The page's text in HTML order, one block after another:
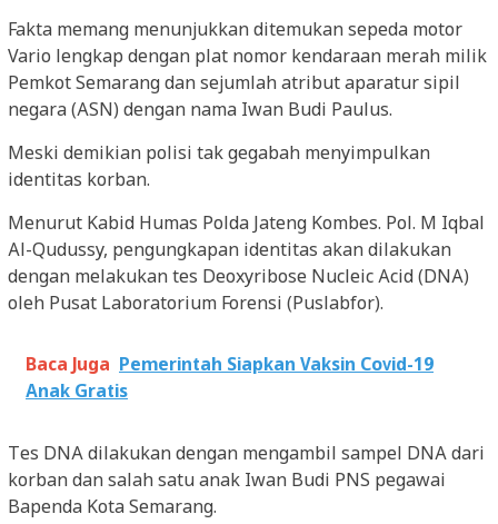
Fakta memang menunjukkan ditemukan sepeda motor
Vario lengkap dengan plat nomor kendaraan merah milik
Pemkot Semarang dan sejumlah atribut aparatur sipil
negara (ASN) dengan nama Iwan Budi Paulus.
Meski demikian polisi tak gegabah menyimpulkan
identitas korban.
Menurut Kabid Humas Polda Jateng Kombes. Pol. M Iqbal
Al-Qudussy, pengungkapan identitas akan dilakukan
dengan melakukan tes Deoxyribose Nucleic Acid (DNA)
oleh Pusat Laboratorium Forensi (Puslabfor).
Baca Juga Pemerintah Siapkan Vaksin Covid-19
Anak Gratis
Tes DNA dilakukan dengan mengambil sampel DNA dari
korban dan salah satu anak Iwan Budi PNS pegawai
Bapenda Kota Semarang.